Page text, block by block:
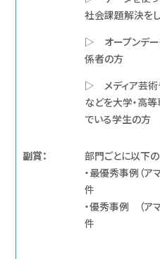
社会課題解決を
▷ オープンデー
係者の方
▷ メディア芸術
などを大学・高
でいる学生の方
副賞：
部門ごとに以下の
・最優秀事例（
件
・優秀事例 （ア
件